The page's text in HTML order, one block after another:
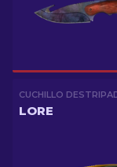
CUCHILLO
LORE